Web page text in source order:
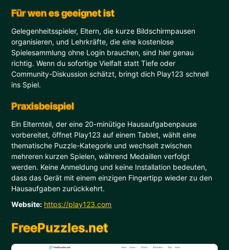
Für wen es geeignet ist
Gelegenheitsspieler, Eltern, die kurze Bildschirmpausen
organisieren, und Lehrkräfte, die eine kostenlose
Spielesammlung ohne Login brauchen, sind hier genau
richtig. Wenn du sofortige Vielfalt statt Tiefe oder
Community-Diskussion schätzt, bringt dich Play123 schnell
ins Spiel.
Praxisbeispiel
Ein Elternteil, der eine 20-minütige Hausaufgabenpause
vorbereitet, öffnet Play123 auf einem Tablet, wählt eine
thematische Puzzle-Kategorie und wechselt zwischen
mehreren kurzen Spielen, während Medaillen verfolgt
werden. Keine Anmeldung und keine Installation bedeuten,
dass das Gerät mit einem einzigen Fingertipp wieder zu den
Hausaufgaben zurückkehrt.
Website: https://play123.com
FreePuzzles.net